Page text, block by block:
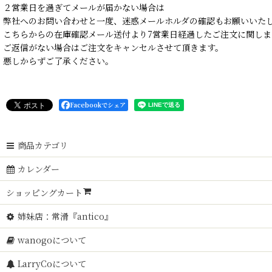
２営業日を過ぎてメールが届かない場合は
弊社へのお問い合わせと一度、迷惑メールホルダの確認もお願いいたし
こちらからの在庫確認メール送付より7営業日経過したご注文に関し
ご返信がない場合はご注文をキャンセルさせて頂きます。
悪しからずご了承ください。
Facebookでシェア
商品カテゴリ
カレンダー
ショッピングカート
姉妹店：常滑『antico』
wanogoについて
LarryCoについて